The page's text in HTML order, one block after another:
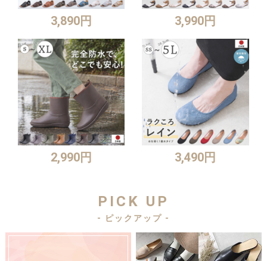
3,890円 3,990円
2,990円 3,490円
PICK UP
- ピックアップ -